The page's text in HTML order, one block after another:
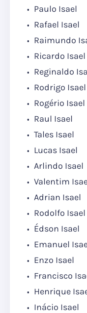
Paulo Isael
Rafael Isael
Raimundo
Ricardo Isael
Reginaldo
Rodrigo Isael
Rogério Isael
Raul Isael
Tales Isael
Lucas Isael
Arlindo Isael
Valentim
Adrian Isael
Rodolfo Isael
Édson Isael
Emanuel
Enzo Isael
Francisco
Henrique
Inácio Isael